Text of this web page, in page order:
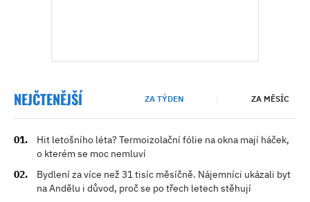
NEJČTENĚJŠÍ ZA TÝDEN ZA MĚSÍC
Hit letošního léta? Termoizolační fólie na okna mají háček,
o kterém se moc nemluví
Bydlení za více než 31 tisíc měsíčně. Nájemníci ukázali byt
na Andělu i důvod, proč se po třech letech stěhují